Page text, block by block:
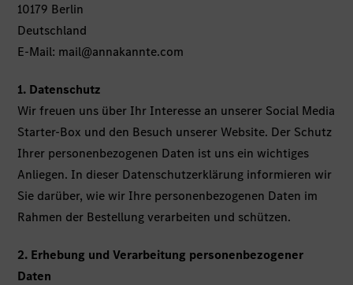
10179 Berlin
Deutschland
E-Mail: mail@annakannte.com
1. Datenschutz
Wir freuen uns über Ihr Interesse an unserer Social Media
Starter-Box und den Besuch unserer Website. Der Schutz
Ihrer personenbezogenen Daten ist uns ein wichtiges
Anliegen. In dieser Datenschutzerklärung informieren wir
Sie darüber, wie wir Ihre personenbezogenen Daten im
Rahmen der Bestellung verarbeiten und schützen.
2. Erhebung und Verarbeitung personenbezogener
Daten